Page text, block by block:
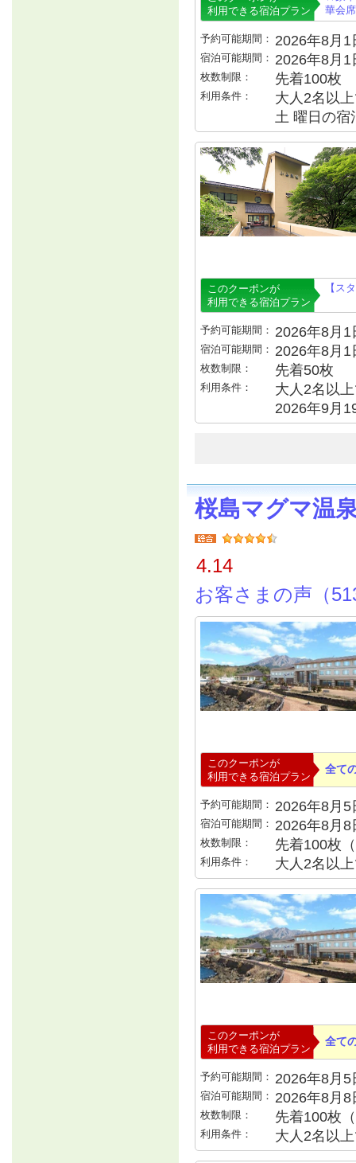
利用できる宿泊プラン
華会
予約可能期間： 2026年8月
宿泊可能期間： 2026年8月
枚数制限： 先着100枚
利用条件：
大人2名以
土 曜日の宿
このクーポンが
利用できる宿泊プラン
【ス
予約可能期間： 2026年8月
宿泊可能期間： 2026年8月
枚数制限： 先着50枚
利用条件：
大人2名以
2026年9月
桜島マグマ温
4.14
お客さまの声（
このクーポンが
利用できる宿泊プラン
全て
予約可能期間： 2026年8月
宿泊可能期間： 2026年8月
枚数制限： 先着100枚
利用条件： 大人2名以
このクーポンが
利用できる宿泊プラン
全て
予約可能期間： 2026年8月
宿泊可能期間： 2026年8月
枚数制限： 先着100枚
利用条件： 大人2名以